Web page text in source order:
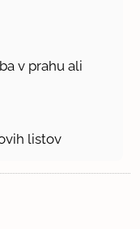
v prahu ali
listov